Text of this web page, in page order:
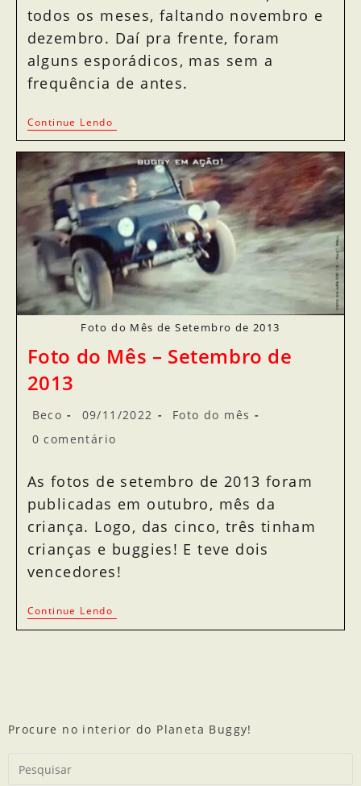
todos os meses, faltando novembro e
dezembro. Daí pra frente, foram
alguns esporádicos, mas sem a
frequência de antes.
Continue Lendo
Foto do Mês de Setembro de 2013
Foto do Mês – Setembro de
2013
Beco 09/11/2022
Foto do mês
0 comentário
As fotos de setembro de 2013 foram
publicadas em outubro, mês da
criança. Logo, das cinco, três tinham
crianças e buggies! E teve dois
vencedores!
Continue Lendo
Procure no interior do Planeta Buggy!